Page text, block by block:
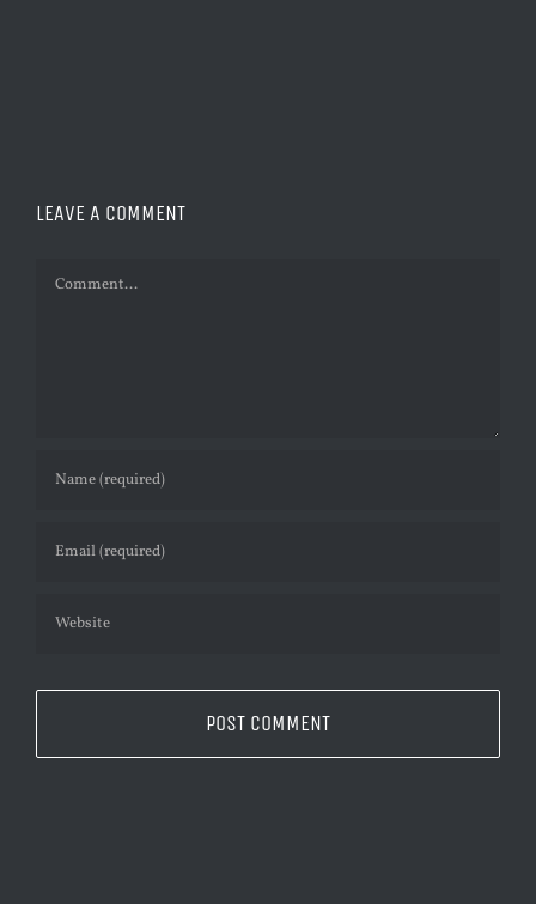
LEAVE A COMMENT
Comment